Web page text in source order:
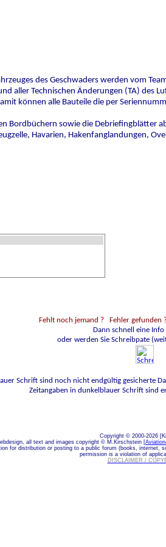
des Geschwaders werden vom
aller Technischen Änderungen (TA) des
können alle Bauteile die per
Bordbüchern sowie die
Havarien, Hakenfanglandungen,
Fehlt noch jemand ?
Fehler gefunden
Dann schnell eine Info
oder werden Sie Schreibpate
Schrift sind noch nicht endgültig gesicherte
Zeitangaben in dunkelblauer Schrift sind